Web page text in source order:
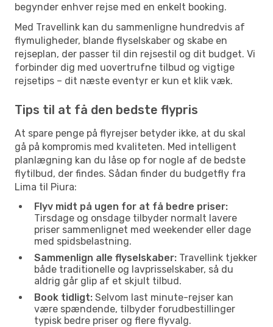
begynder enhver rejse med en enkelt booking.
Med Travellink kan du sammenligne hundredvis af
flymuligheder, blande flyselskaber og skabe en
rejseplan, der passer til din rejsestil og dit budget. Vi
forbinder dig med uovertrufne tilbud og vigtige
rejsetips – dit næste eventyr er kun et klik væk.
Tips til at få den bedste flypris
At spare penge på flyrejser betyder ikke, at du skal
gå på kompromis med kvaliteten. Med intelligent
planlægning kan du låse op for nogle af de bedste
flytilbud, der findes. Sådan finder du budgetfly fra
Lima til Piura:
Flyv midt på ugen for at få bedre priser:
Tirsdage og onsdage tilbyder normalt lavere
priser sammenlignet med weekender eller dage
med spidsbelastning.
Sammenlign alle flyselskaber: Travellink tjekker
både traditionelle og lavprisselskaber, så du
aldrig går glip af et skjult tilbud.
Book tidligt: Selvom last minute-rejser kan
være spændende, tilbyder forudbestillinger
typisk bedre priser og flere flyvalg.